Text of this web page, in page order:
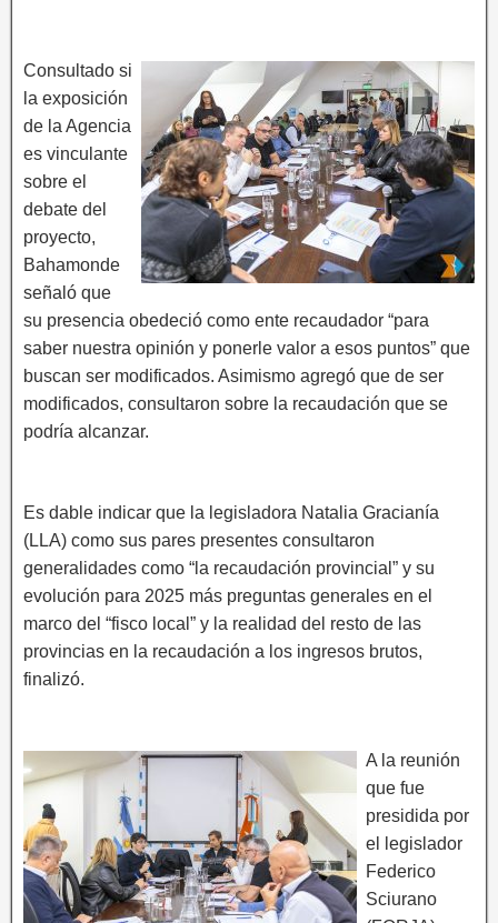
Consultado si
la exposición
de la Agencia
es vinculante
sobre el
debate del
proyecto,
Bahamonde
señaló que
su presencia obedeció como ente recaudador “para
saber nuestra opinión y ponerle valor a esos puntos” que
buscan ser modificados. Asimismo agregó que de ser
modificados, consultaron sobre la recaudación que se
podría alcanzar.
Es dable indicar que la legisladora Natalia Gracianía
(LLA) como sus pares presentes consultaron
generalidades como “la recaudación provincial” y su
evolución para 2025 más preguntas generales en el
marco del “fisco local” y la realidad del resto de las
provincias en la recaudación a los ingresos brutos,
finalizó.
A la reunión
que fue
presidida por
el legislador
Federico
Sciurano